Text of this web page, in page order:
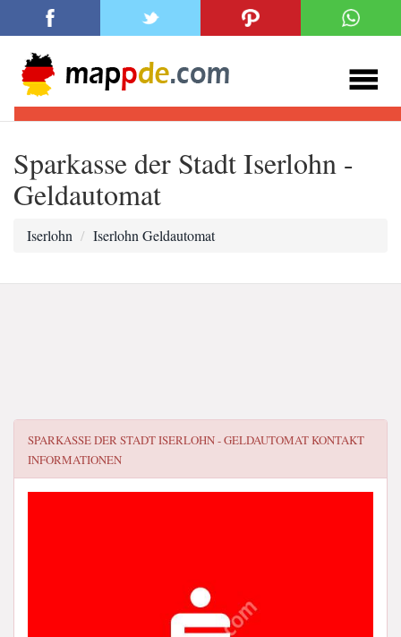
Sparkasse der Stadt Iserlohn -
Geldautomat
Iserlohn Iserlohn Geldautomat
SPARKASSE DER STADT ISERLOHN - GELDAUTOMATKONTAKT
INFORMATIONEN